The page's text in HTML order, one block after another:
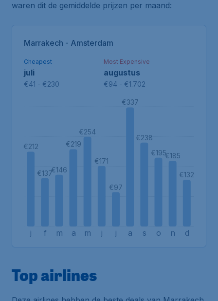
waren dit de gemiddelde prijzen per maand:
Marrakech - Amsterdam
Cheapest
juli
€41 - €230
Most Expensive
augustus
€94 - €1.702
j f m a m j j a s o n d
€212
€137€146
€219
€254
€171
€97
€337
€238
€195€185
€132
Top airlines